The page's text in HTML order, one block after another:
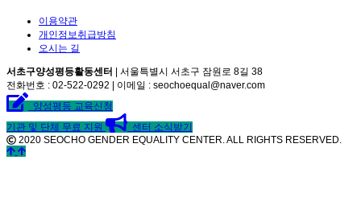
이용약관
개인정보취급방침
오시는 길
서초구양성평등활동센터
| 서울특별시 서초구 잠원로 8길 38
전화번호 : 02-522-0292 | 이메일 : seochoequal@naver.com
양성평등 교육신청
기관 및 단체 무료 지원
센터 소식받기
2020 SEOCHO GENDER EQUALITY CENTER. ALL RIGHTS RESERVED.
©